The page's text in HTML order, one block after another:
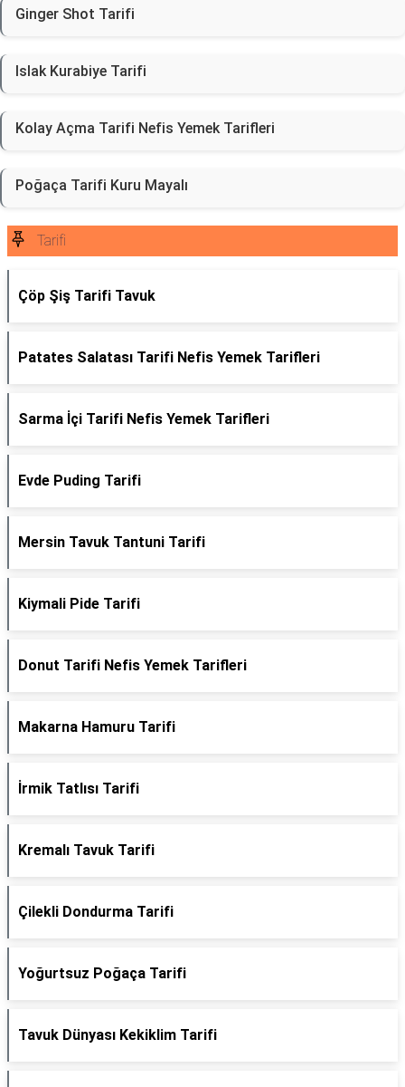
Ginger Shot Tarifi
Islak Kurabiye Tarifi
Kolay Açma Tarifi Nefis Yemek Tarifleri
Poğaça Tarifi Kuru Mayalı
Tarifi
Çöp Şiş Tarifi Tavuk
Patates Salatası Tarifi Nefis Yemek Tarifleri
Sarma İçi Tarifi Nefis Yemek Tarifleri
Evde Puding Tarifi
Mersin Tavuk Tantuni Tarifi
Kiymali Pide Tarifi
Donut Tarifi Nefis Yemek Tarifleri
Makarna Hamuru Tarifi
İrmik Tatlısı Tarifi
Kremalı Tavuk Tarifi
Çilekli Dondurma Tarifi
Yoğurtsuz Poğaça Tarifi
Tavuk Dünyası Kekiklim Tarifi